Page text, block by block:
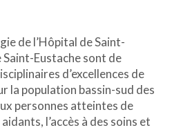
de l’Hôpital de Saint-
Eustache sont de
d’excellences de
la population bassin-sud des
personnes atteintes de
l’accès à des soins et